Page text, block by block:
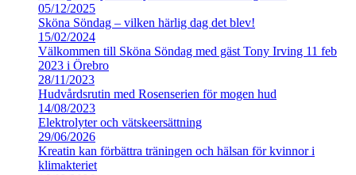
05/12/2025
Sköna Söndag – vilken härlig dag det blev!
15/02/2024
Välkommen till Sköna Söndag med gäst Tony Irving 11 feb
2023 i Örebro
28/11/2023
Hudvårdsrutin med Rosenserien för mogen hud
14/08/2023
Elektrolyter och vätskeersättning
29/06/2026
Kreatin kan förbättra träningen och hälsan för kvinnor i
klimakteriet